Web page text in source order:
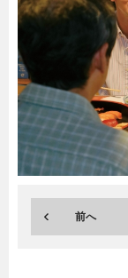
副業
グルメ
暮らし
前へ